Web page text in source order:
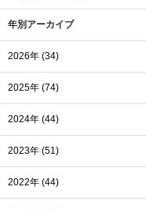
年別アーカイブ
2026年 (34)
2025年 (74)
2024年 (44)
2023年 (51)
2022年 (44)